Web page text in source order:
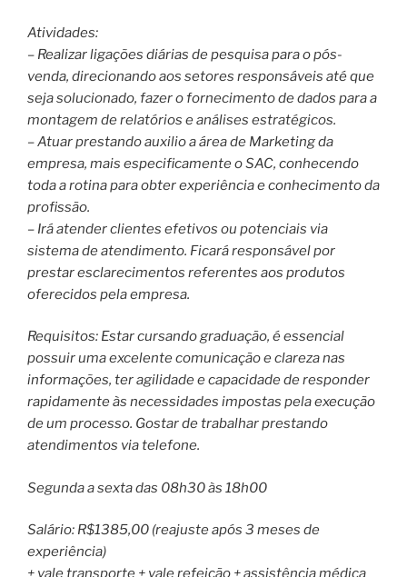
Atividades:
– Realizar ligações diárias de pesquisa para o pós-
venda, direcionando aos setores responsáveis até que
seja solucionado, fazer o fornecimento de dados para a
montagem de relatórios e análises estratégicos.
– Atuar prestando auxilio a área de Marketing da
empresa, mais especificamente o SAC, conhecendo
toda a rotina para obter experiência e conhecimento da
profissão.
– Irá atender clientes efetivos ou potenciais via
sistema de atendimento. Ficará responsável por
prestar esclarecimentos referentes aos produtos
oferecidos pela empresa.
Requisitos: Estar cursando graduação, é essencial
possuir uma excelente comunicação e clareza nas
informações, ter agilidade e capacidade de responder
rapidamente às necessidades impostas pela execução
de um processo. Gostar de trabalhar prestando
atendimentos via telefone.
Segunda a sexta das 08h30 às 18h00
Salário: R$1385,00 (reajuste após 3 meses de
experiência)
+ vale transporte + vale refeição + assistência médica